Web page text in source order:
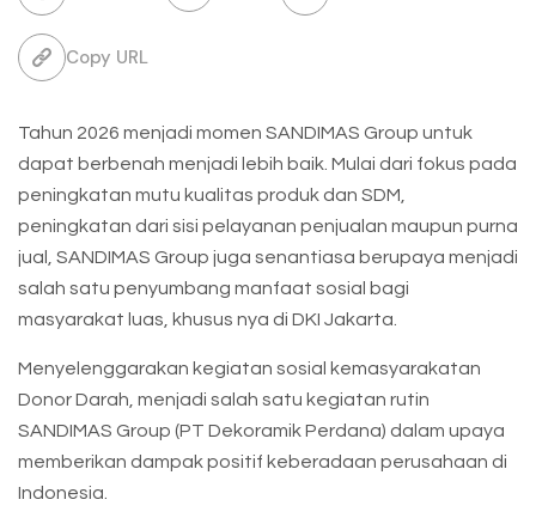
Copy URL
Tahun 2026 menjadi momen SANDIMAS Group untuk
dapat berbenah menjadi lebih baik. Mulai dari fokus pada
peningkatan mutu kualitas produk dan SDM,
peningkatan dari sisi pelayanan penjualan maupun purna
jual, SANDIMAS Group juga senantiasa berupaya menjadi
salah satu penyumbang manfaat sosial bagi
masyarakat luas, khusus nya di DKI Jakarta.
Menyelenggarakan kegiatan sosial kemasyarakatan
Donor Darah, menjadi salah satu kegiatan rutin
SANDIMAS Group (PT Dekoramik Perdana) dalam upaya
memberikan dampak positif keberadaan perusahaan di
Indonesia.